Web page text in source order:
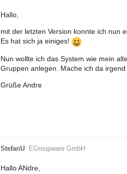
Hallo,
mit der letzten Version konnte ich nun
Es hat sich ja einiges!
Nun wollte ich das System wie mein
Gruppen anlegen. Mache ich da
Grüße Andre
StefanU EGroupware GmbH
Hallo ANdre,